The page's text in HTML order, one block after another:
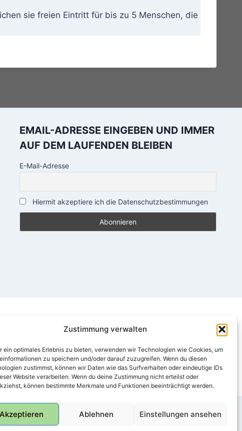
Zustimmung verwalten
ein optimales Erlebnis zu bieten, verwenden wir Technologien wie Cookies, um
zu speichern und/oder darauf zuzugreifen. Wenn du diesen
zustimmst, können wir Daten wie das Surfverhalten oder eindeutige IDs
Website verarbeiten. Wenn du deine Zustimmung nicht erteilst oder
können bestimmte Merkmale und Funktionen beeinträchtigt werden.
Akzeptieren Ablehnen Einstellungen ansehen
sie freien Eintritt für bis zu 5 Menschen, die
EMAIL-ADRESSE EINGEBEN UND IMMER
AUF DEM LAUFENDEN BLEIBEN
E-Mail-Adresse
Hiermit akzeptiere ich die Datenschutzbestimmungen